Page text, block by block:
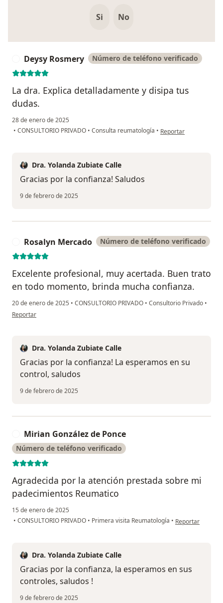
Si No
Deysy Rosmery Número de teléfono verificado
La dra. Explica detalladamente y disipa tus
dudas.
28 de enero de 2025
• CONSULTORIO PRIVADO • Consulta reumatología • en opinión del usuario
Reportar
Dra. Yolanda Zubiate Calle
Gracias por la confianza! Saludos
9 de febrero de 2025
Rosalyn Mercado Número de teléfono verificado
Excelente profesional, muy acertada. Buen trato
en todo momento, brinda mucha confianza.
20 de enero de 2025 • CONSULTORIO PRIVADO • Consultorio Privado •
en opinión del usuario Rosalyn Mercado
Reportar
Dra. Yolanda Zubiate Calle
Gracias por la confianza! La esperamos en su
control, saludos
9 de febrero de 2025
Mirian González de Ponce
Número de teléfono verificado
Agradecida por la atención prestada sobre mi
padecimientos Reumatico
15 de enero de 2025
• CONSULTORIO PRIVADO • Primera visita Reumatología • en opinión del
Reportar
Dra. Yolanda Zubiate Calle
Gracias por la confianza, la esperamos en sus
controles, saludos !
9 de febrero de 2025